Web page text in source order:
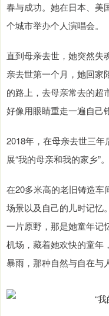
春与成功。她在日本、美
个城市举办个人演唱会。
直到母亲去世，她突然失
亲去世第一个月，她回家
的路上，去母亲常去的超
好像用眼睛重走一遍自己
2018年，在母亲去世三
展“我的母亲和我的家乡”。
在20多米高的老旧铸造车
场景以及自己的儿时记忆
一片原野，那是她童年记
机场，藏着她欢快的童年
暴雨，那种自然与自在与